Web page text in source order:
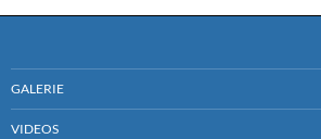
GALERIE
VIDEOS